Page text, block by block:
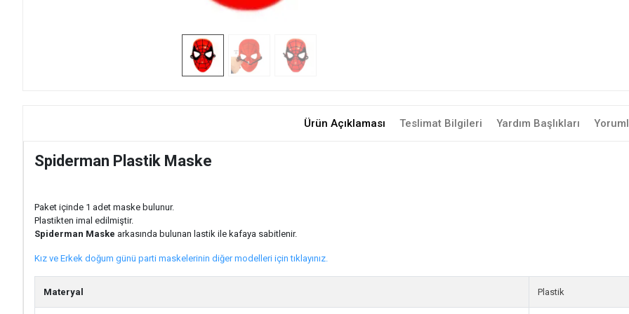
Ürün Açıklaması Teslimat Bilgileri Yardım Başlıkları
Spiderman Plastik Maske
Paket içinde 1 adet maske bulunur.
Plastikten imal edilmiştir.
Spiderman Maske arkasında bulunan lastik ile kafaya sabitlenir.
Kız ve Erkek doğum günü parti maskelerinin diğer modelleri için tıklayınız.
Materyal Plastik